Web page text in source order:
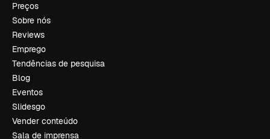
Preços
Sobre nós
Reviews
Emprego
Tendências de pesquisa
Blog
Eventos
Slidesgo
Vender conteúdo
Sala de imprensa